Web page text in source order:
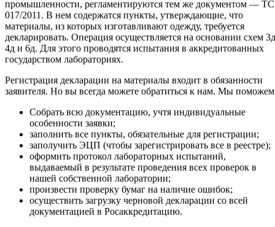
промышленности, регламентируются тем же документом — ТС
017/2011. В нем содержатся пункты, утверждающие, что
материалы, из которых изготавливают одежду, требуется
декларировать. Операция осуществляется на основании схем
4д и 6д. Для этого проводятся испытания в аккредитованных
государством лабораториях.
Регистрация декларации на материалы входит в обязанности
заявителя. Но вы всегда можете обратиться к нам. Мы
Собрать всю документацию, учтя индивидуальные
особенности заявки;
заполнить все пункты, обязательные для регистрации;
заполучить ЭЦП (чтобы зарегистрировать все в реестре);
оформить протокол лабораторных испытаний,
выдаваемый в результате проведения всех проверок в
нашей собственной лаборатории;
произвести проверку бумаг на наличие ошибок;
осуществить загрузку черновой декларации со всей
документацией в Росаккредитацию.